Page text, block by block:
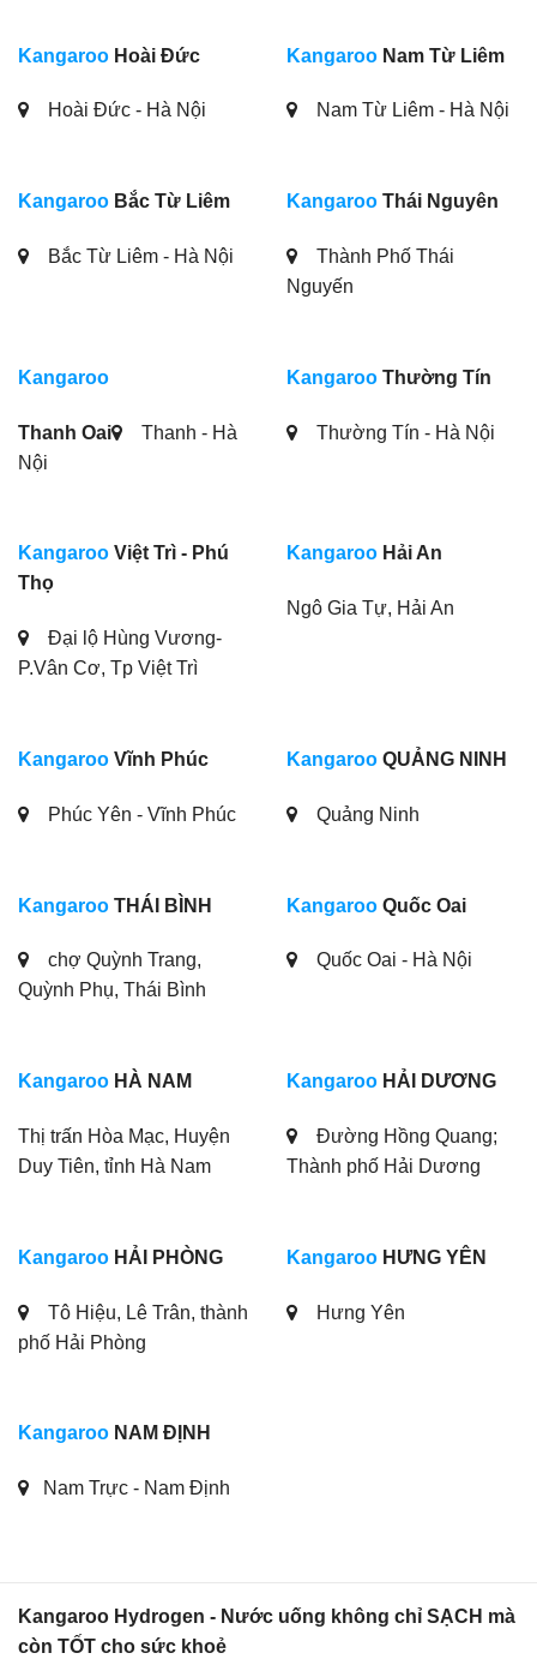
Kangaroo Hoài Đức
Hoài Đức - Hà Nội
Kangaroo Nam Từ Liêm
Nam Từ Liêm - Hà Nội
Kangaroo Bắc Từ Liêm
Bắc Từ Liêm - Hà Nội
Kangaroo Thái Nguyên
Thành Phố Thái
Nguyến
Kangaroo
Thanh Oai
Thanh - Hà
Nội
Kangaroo Thường Tín
Thường Tín - Hà Nội
Kangaroo Việt Trì - Phú
Thọ
Đại lộ Hùng Vương-
P.Vân Cơ, Tp Việt Trì
Kangaroo Hải An
Ngô Gia Tự, Hải An
Kangaroo Vĩnh Phúc
Phúc Yên - Vĩnh Phúc
Kangaroo QUẢNG NINH
Quảng Ninh
Kangaroo THÁI BÌNH
chợ Quỳnh Trang,
Quỳnh Phụ, Thái Bình
Kangaroo Quốc Oai
Quốc Oai - Hà Nội
Kangaroo HÀ NAM
Thị trấn Hòa Mạc, Huyện
Duy Tiên, tỉnh Hà Nam
Kangaroo HẢI DƯƠNG
Đường Hồng Quang;
Thành phố Hải Dương
Kangaroo HẢI PHÒNG
Tô Hiệu, Lê Trân, thành
phố Hải Phòng
Kangaroo HƯNG YÊN
Hưng Yên
Kangaroo NAM ĐỊNH
Nam Trực - Nam Định
Kangaroo Hydrogen - Nước uống không chỉ SẠCH mà
còn TỐT cho sức khoẻ